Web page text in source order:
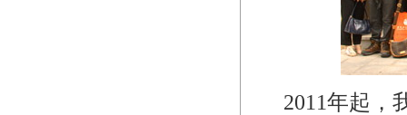
2011年起，